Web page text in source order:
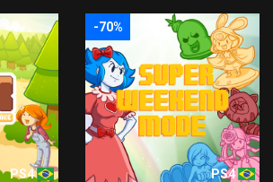
PS4
-70%
PS4